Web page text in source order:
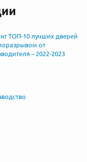
ТОП-10 лучших дверей
от
– 2022-2023